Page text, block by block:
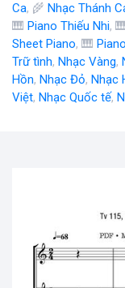
Ca, 🌾 Nhạc Thánh
🎹 Piano Thiếu Nhi,
Sheet Piano, 🎹
Trữ tình, Nhạc Vàng,
Hồn, Nhạc Đỏ, Nhạc
Việt, Nhạc Quốc tế,